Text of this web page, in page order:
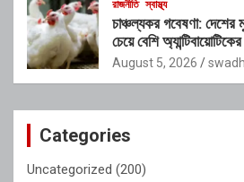
রাজনীতি স্বাস্থ্য
চাঞ্চল্যকর গবেষণা: দেশের
চেয়ে বেশি
August 5, 2026
Categories
Uncategorized (200)